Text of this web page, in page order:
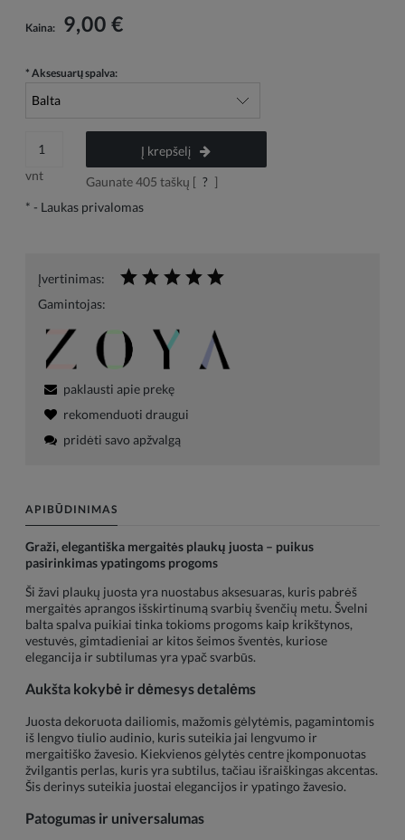
Kaina: 9,00 €
* Aksesuarų spalva:
vnt
Į krepšelį
Gaunate405 taškų [ ? ]
* - Laukas privalomas
Įvertinimas:
Gamintojas:
paklausti apie prekę
rekomenduoti draugui
pridėti savo apžvalgą
APIBŪDINIMAS
Graži, elegantiška mergaitės plaukų juosta – puikus
pasirinkimas ypatingoms progoms
Ši žavi plaukų juosta yra nuostabus aksesuaras, kuris pabrėš
mergaitės aprangos išskirtinumą svarbių švenčių metu. Švelni
balta spalva puikiai tinka tokioms progoms kaip krikštynos,
vestuvės, gimtadieniai ar kitos šeimos šventės, kuriose
elegancija ir subtilumas yra ypač svarbūs.
Aukšta kokybė ir dėmesys detalėms
Juosta dekoruota dailiomis, mažomis gėlytėmis, pagamintomis
iš lengvo tiulio audinio, kuris suteikia jai lengvumo ir
mergaitiško žavesio. Kiekvienos gėlytės centre įkomponuotas
žvilgantis perlas, kuris yra subtilus, tačiau išraiškingas akcentas.
Šis derinys suteikia juostai elegancijos ir ypatingo žavesio.
Patogumas ir universalumas